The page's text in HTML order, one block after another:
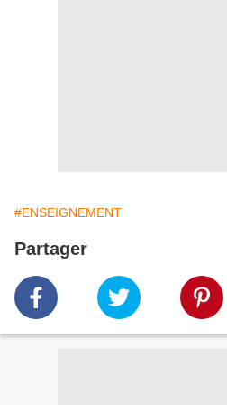
#ENSEIGNEMENT
Partager